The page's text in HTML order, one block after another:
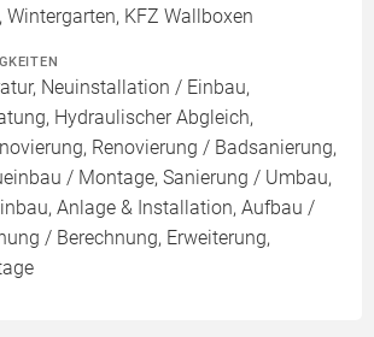
KFZ Wallboxen
Neuinstallation / Einbau,
Hydraulischer Abgleich,
Renovierung / Badsanierung,
/ Montage, Sanierung / Umbau,
Anlage & Installation, Aufbau /
/ Berechnung, Erweiterung,